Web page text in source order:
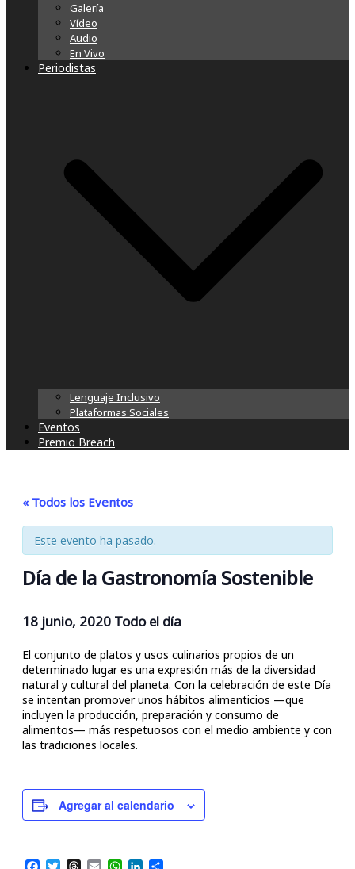
Galería
Vídeo
Audio
En Vivo
Periodistas
Lenguaje Inclusivo
Plataformas Sociales
Eventos
Premio Breach
« Todos los Eventos
Este evento ha pasado.
Día de la Gastronomía Sostenible
18 junio, 2020 Todo el día
El conjunto de platos y usos culinarios propios de un
determinado lugar es una expresión más de la diversidad
natural y cultural del planeta. Con la celebración de este Día
se intentan promover unos hábitos alimenticios —que
incluyen la producción, preparación y consumo de
alimentos— más respetuosos con el medio ambiente y con
las tradiciones locales.
Agregar al calendario